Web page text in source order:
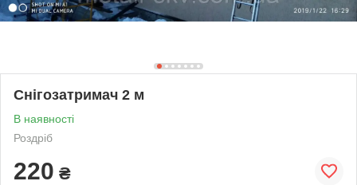
Снігозатримач 2 м
В наявності
Роздріб
220 ₴